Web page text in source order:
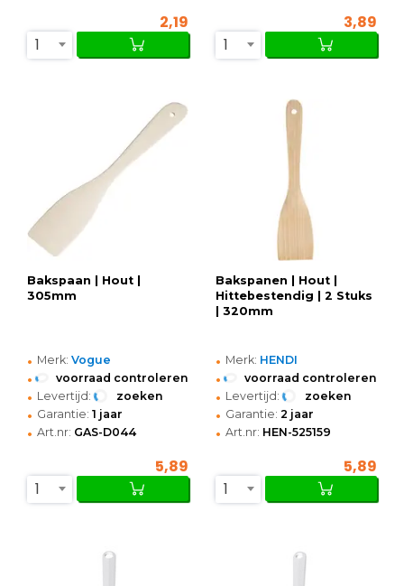
2,19
1
3,89
1
Bakspaan | Hout |
305mm
• Merk: Vogue
• voorraad controleren
• Levertijd: zoeken
• Garantie: 1 jaar
• Art.nr: GAS-D044
5,89
1
Bakspanen | Hout |
Hittebestendig | 2 Stuks
| 320mm
• Merk: HENDI
• voorraad controleren
• Levertijd: zoeken
• Garantie: 2 jaar
• Art.nr: HEN-525159
5,89
1